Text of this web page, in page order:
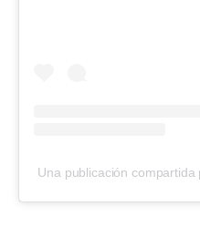
Una publicación